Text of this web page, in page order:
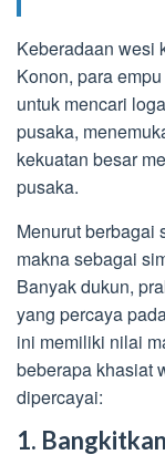
Keberadaan wesi
Konon, para
untuk mencari
pusaka,
kekuatan besar
pusaka.
Menurut berbagai
makna sebagai
Banyak dukun,
yang percaya
ini memiliki nilai
beberapa khasiat
dipercayai:
1.